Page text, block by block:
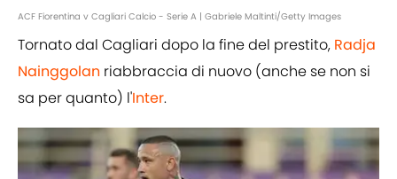
ACF Fiorentina v Cagliari Calcio - Serie A | Gabriele Maltinti/Getty Images
Tornato dal Cagliari dopo la fine del prestito, Radja
Nainggolan riabbraccia di nuovo (anche se non si
sa per quanto) l'Inter.